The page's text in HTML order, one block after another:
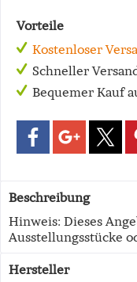
Vorteile
Kostenloser
Schneller
Bequemer Kauf
Beschreibung
Hinweis: Dieses
Ausstellungsstücke
Hersteller